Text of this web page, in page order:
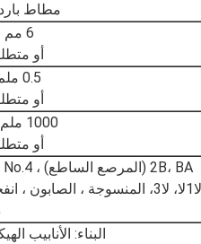
مطاط
6 مم - 150 مم
أو
0.5 ملم - 3.0 ملم
أو
1000 ملم - 12000 ملم
أو
البناء: الأنابيب